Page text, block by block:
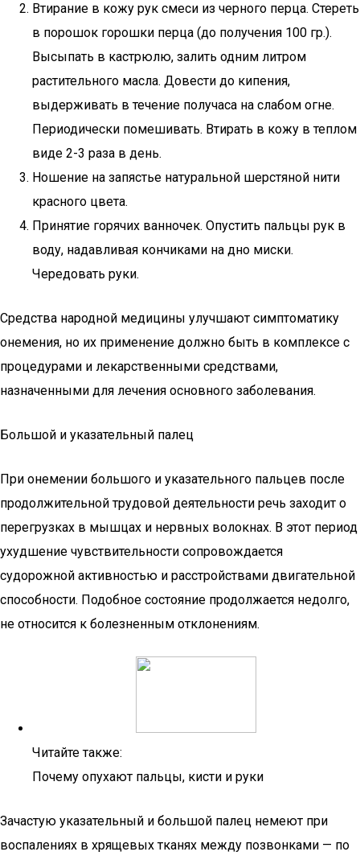
Втирание в кожу рук смеси из черного перца. Стереть
в порошок горошки перца (до получения 100 гр.).
Высыпать в кастрюлю, залить одним литром
растительного масла. Довести до кипения,
выдерживать в течение получаса на слабом огне.
Периодически помешивать. Втирать в кожу в теплом
виде 2-3 раза в день.
Ношение на запястье натуральной шерстяной нити
красного цвета.
Принятие горячих ванночек. Опустить пальцы рук в
воду, надавливая кончиками на дно миски.
Чередовать руки.
Средства народной медицины улучшают симптоматику
онемения, но их применение должно быть в комплексе с
процедурами и лекарственными средствами,
назначенными для лечения основного заболевания.
Большой и указательный палец
При онемении большого и указательного пальцев после
продолжительной трудовой деятельности речь заходит о
перегрузках в мышцах и нервных волокнах. В этот период
ухудшение чувствительности сопровождается
судорожной активностью и расстройствами двигательной
способности. Подобное состояние продолжается недолго,
не относится к болезненным отклонениям.
Читайте также:
Почему опухают пальцы, кисти и руки
Зачастую указательный и большой палец немеют при
воспалениях в хрящевых тканях между позвонками — по